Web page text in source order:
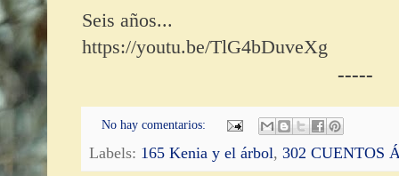
Seis años...
https://youtu.be/TlG4bDuveXg
-----
No hay comentarios:
Labels: 165 Kenia y el árbol,302 CUENTOS